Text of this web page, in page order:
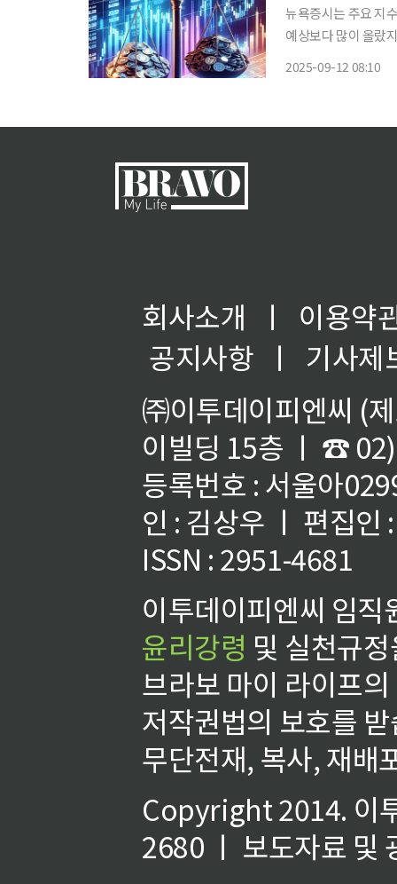
뉴욕증시는 주요 지
예상보다 많이 올랐
2025-09-12 08:10
회사소개 ㅣ
이용약
공지사항
ㅣ
기사제
㈜이투데이피엔씨 (
이빌딩 15층 ㅣ ☎
등록번호 : 서울아
인 : 김상우 ㅣ 편집인
ISSN : 2951-4681
이투데이피엔씨 임
윤리강령 및 실천규
브라보 마이 라이프
저작권법의 보호를
무단전재, 복사, 재배
Copyright 2014. 이
2680 ㅣ 보도자료